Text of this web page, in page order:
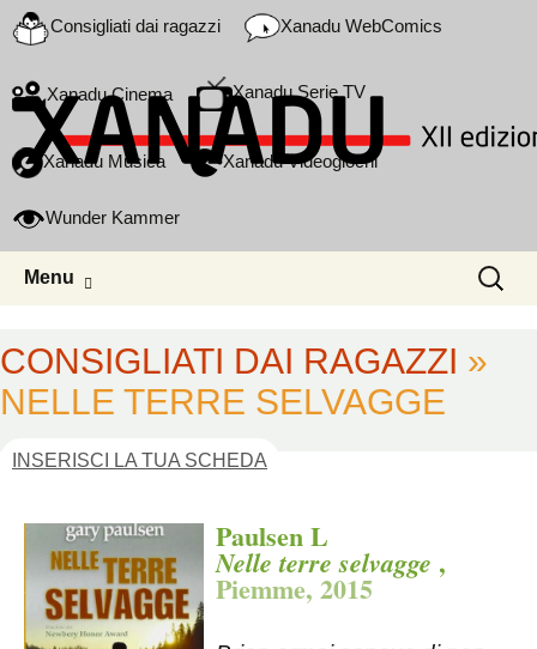
Consigliati dai ragazzi Xanadu WebComics
Xanadu Cinema Xanadu Serie TV
Xanadu Musica Xanadu Videogiochi
Wunder Kammer
Menu
Ricerca
per:
CONSIGLIATI DAI RAGAZZI »
NELLE TERRE SELVAGGE
INSERISCI LA TUA SCHEDA
Paulsen L
Nelle terre selvagge ,
Piemme, 2015